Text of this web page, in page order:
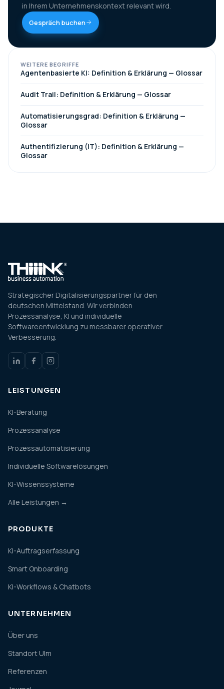
in Ihrem Unternehmenskontext relevant wird.
Gespräch buchen
WEITERE BEGRIFFE
Agentenbasierte KI: Definition & Erklärung — Glossar
Audit Trail: Definition & Erklärung — Glossar
Automatisierungsgrad: Definition & Erklärung —
Glossar
Authentifizierung (IT): Definition & Erklärung —
Glossar
Strategischer Digitalisierungspartner für den
deutschen Mittelstand. Wir verbinden
Prozessanalyse, KI und individuelle
Softwareentwicklung zu messbarer operativer
Verbesserung.
LEISTUNGEN
KI-Beratung
Prozessanalyse
Prozessautomatisierung
Individuelle Softwarelösungen
KI-Wissenssysteme
Alle Leistungen →
PRODUKTE
KI-Auftragserfassung
Smart Onboarding
KI-Workflows & Chatbots
UNTERNEHMEN
Über uns
Standort Ulm
Referenzen